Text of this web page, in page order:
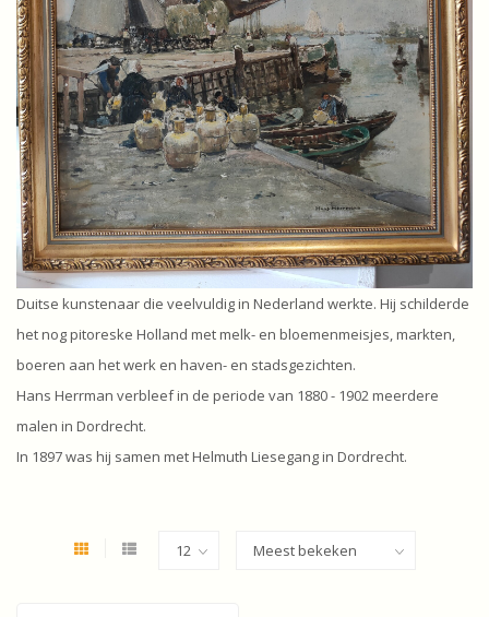
Duitse kunstenaar die veelvuldig in Nederland werkte. Hij schilderde
het nog pitoreske Holland met melk- en bloemenmeisjes, markten,
boeren aan het werk en haven- en stadsgezichten.
Hans Herrman verbleef in de periode van 1880 - 1902 meerdere
malen in Dordrecht.
In 1897 was hij samen met Helmuth Liesegang in Dordrecht.